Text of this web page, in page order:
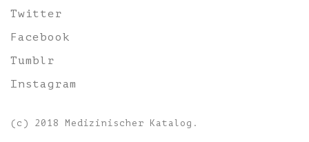
Twitter
Facebook
Tumblr
Instagram
(c) 2018 Medizinischer Katalog.